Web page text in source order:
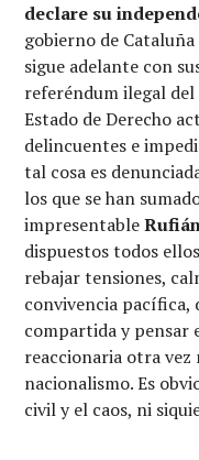
declare su
gobierno de
sigue adelante con
referéndum ilegal
Estado de Derecho
delincuentes e
tal cosa es
los que se han
impresentable
dispuestos todos
rebajar tensiones,
convivencia pacífica,
compartida y pensar
reaccionaria otra vez
nacionalismo. Es
civil y el caos, ni